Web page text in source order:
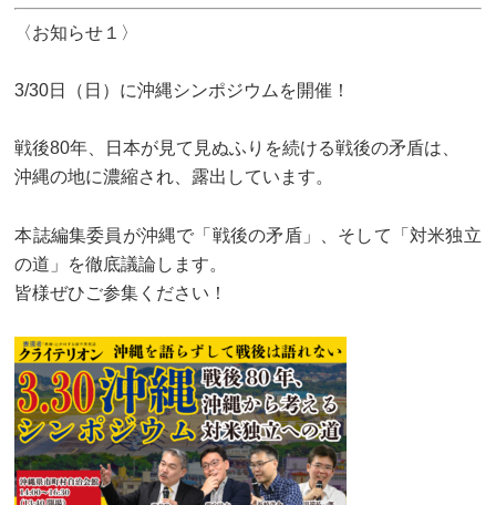
〈お知らせ１〉
3/30日（日）に沖縄シンポジウムを開催！
戦後80年、日本が見て見ぬふりを続ける戦後の矛盾は、
沖縄の地に濃縮され、露出しています。
本誌編集委員が沖縄で「戦後の矛盾」、そして「対米独立
の道」を徹底議論します。
皆様ぜひご参集ください！